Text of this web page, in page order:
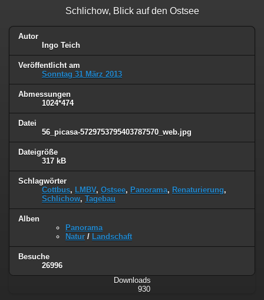
Schlichow, Blick auf den Ostsee
Autor
Ingo Teich
Veröffentlicht am
Sonntag 31 März 2013
Abmessungen
1024*474
Datei
56_picasa-5729753795403787570_web.jpg
Dateigröße
317 kB
Schlagwörter
Cottbus, LMBV, Ostsee, Panorama, Renaturierung,
Schlichow, Tagebau
Alben
Panorama
Natur / Landschaft
Besuche
26996
Downloads
930